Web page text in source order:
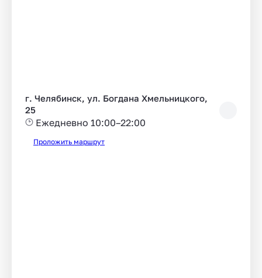
г. Челябинск, ул. Богдана Хмельницкого,
25
Ежедневно 10:00–22:00
Проложить маршрут